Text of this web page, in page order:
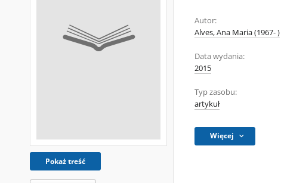
Pokaż treść
Autor:
Alves, Ana Maria (1967- )
Data wydania:
2015
Typ zasobu:
artykuł
Więcej